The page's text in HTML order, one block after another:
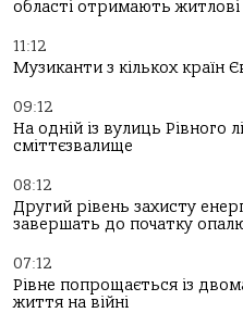
області отримають
11:12
Музиканти з кількох країн
09:12
На одній із вулиць Рівного
сміттєзвалище
08:12
Другий рівень захисту
завершать до початку
07:12
Рівне попрощається із
життя на війні